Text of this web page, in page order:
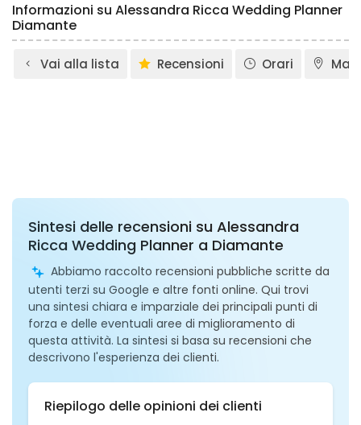
Informazioni su Alessandra Ricca Wedding Planner
Diamante
Vai alla lista Recensioni Orari
Sintesi delle recensioni su Alessandra
Ricca Wedding Planner a Diamante
Abbiamo raccolto recensioni pubbliche scritte da
utenti terzi su Google e altre fonti online. Qui trovi
una sintesi chiara e imparziale dei principali punti di
forza e delle eventuali aree di miglioramento di
questa attività. La sintesi si basa su recensioni che
descrivono l'esperienza dei clienti.
Riepilogo delle opinioni dei clienti